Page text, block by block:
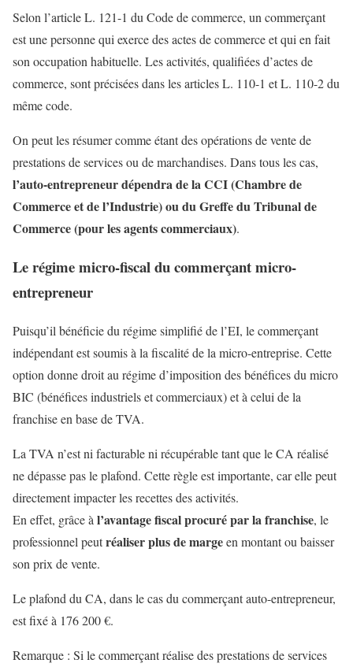
Selon l’article L. 121-1 du Code de commerce, un commerçant
est une personne qui exerce des actes de commerce et qui en fait
son occupation habituelle. Les activités, qualifiées d’actes de
commerce, sont précisées dans les articles L. 110-1 et L. 110-2 du
même code.
On peut les résumer comme étant des opérations de vente de
prestations de services ou de marchandises. Dans tous les cas,
l’auto-entrepreneur dépendra de la CCI (Chambre de
Commerce et de l’Industrie) ou du Greffe du Tribunal de
Commerce (pour les agents commerciaux).
Le régime micro-fiscal du commerçant micro-
entrepreneur
Puisqu’il bénéficie du régime simplifié de l’EI, le commerçant
indépendant est soumis à la fiscalité de la micro-entreprise. Cette
option donne droit au régime d’imposition des bénéfices du micro
BIC (bénéfices industriels et commerciaux) et à celui de la
franchise en base de TVA.
La TVA n’est ni facturable ni récupérable tant que le CA réalisé
ne dépasse pas le plafond. Cette règle est importante, car elle peut
directement impacter les recettes des activités.
En effet, grâce à l’avantage fiscal procuré par la franchise, le
professionnel peutréaliser plus de margeen montant ou baisser
son prix de vente.
Le plafond du CA, dans le cas du commerçant auto-entrepreneur,
est fixé à 176 200 €.
Remarque : Si le commerçant réalise des prestations de services